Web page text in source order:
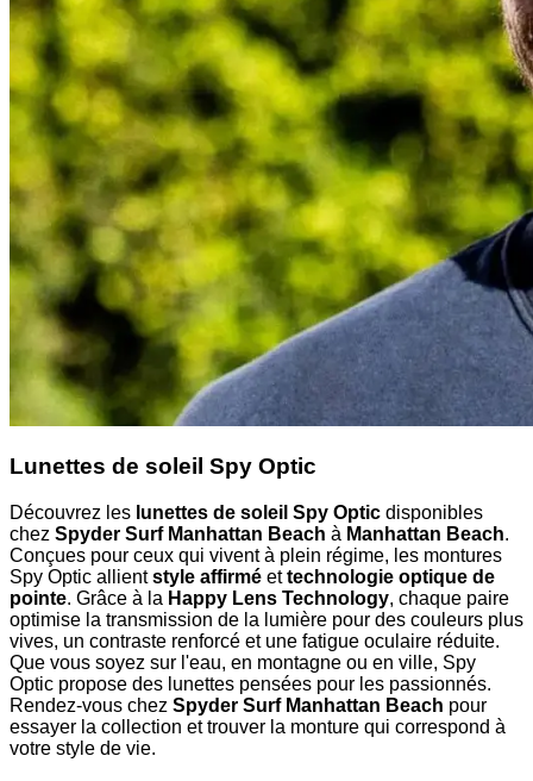
Lunettes de soleil Spy Optic
Découvrez les lunettes de soleil Spy Optic disponibles
chez Spyder Surf Manhattan Beach à Manhattan Beach.
Conçues pour ceux qui vivent à plein régime, les montures
Spy Optic allientstyle affirmé ettechnologie optique de
pointe. Grâce à la Happy Lens Technology, chaque paire
optimise la transmission de la lumière pour des couleurs plus
vives, un contraste renforcé et une fatigue oculaire réduite.
Que vous soyez sur l'eau, en montagne ou en ville, Spy
Optic propose des lunettes pensées pour les passionnés.
Rendez-vous chez Spyder Surf Manhattan Beach pour
essayer la collection et trouver la monture qui correspond à
votre style de vie.